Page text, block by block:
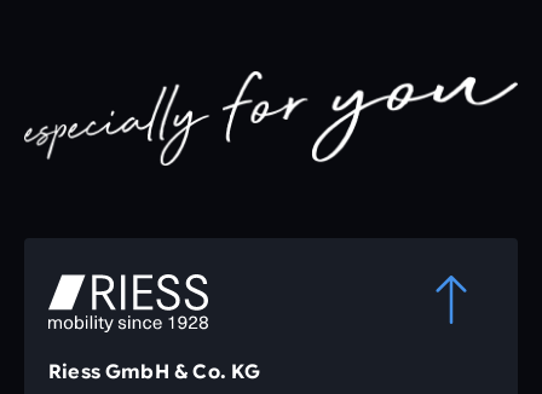
Riess GmbH & Co. KG